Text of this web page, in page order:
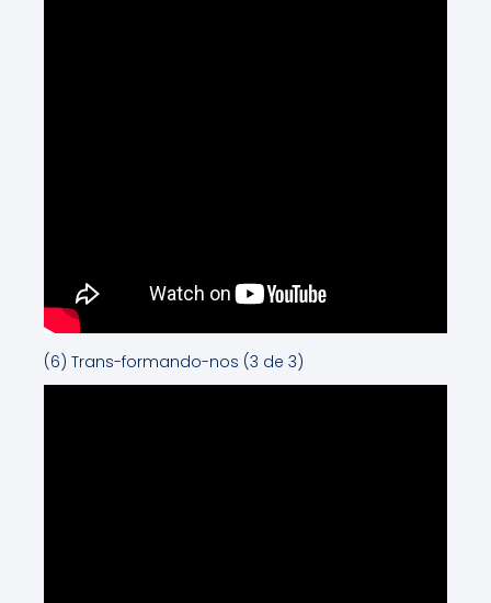
(6) Trans-formando-nos (3 de 3)